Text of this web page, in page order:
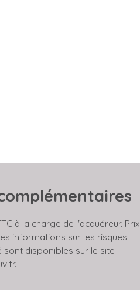
à la charge de l'acquéreur. Prix
informations sur les risques
sont disponibles sur le site